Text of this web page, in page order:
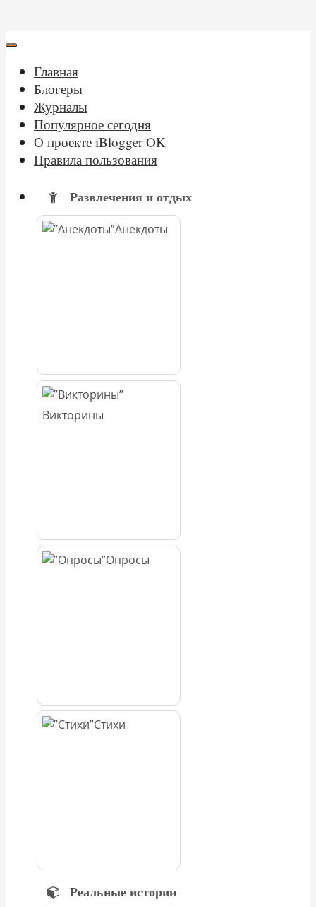
Главная
Блогеры
Журналы
Популярное сегодня
О проекте iBlogger OK
Правила пользования
Развлечения и отдых
Анекдоты
Викторины
Опросы
Стихи
Реальные истории